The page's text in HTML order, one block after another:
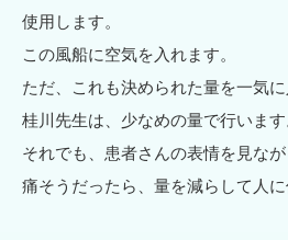
使用します。
この風船に空気を入れます。
ただ、これも決められた量を一気
桂川先生は、少なめの量で行います
それでも、患者さんの表情を見なが
痛そうだったら、量を減らして人に